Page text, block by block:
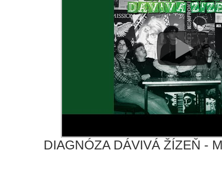
DIAGNÓZA DÁVIVÁ ŽÍZEŇ -